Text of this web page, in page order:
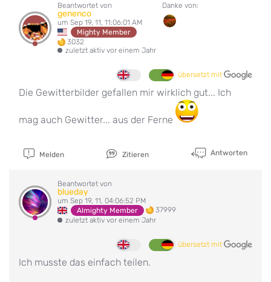
Beantwortet von
genenco
um Sep 19, 11, 11:06:01 AM
Mighty Member
3032
zuletzt aktiv vor einem Jahr
Danke von:
übersetzt mit
Die Gewitterbilder gefallen mir wirklich gut... Ich
mag auch Gewitter... aus der Ferne
Melden Zitieren Antworten
Beantwortet von
blueday
um Sep 19, 11, 04:06:52 PM
Almighty Member
37999
zuletzt aktiv vor einem Jahr
übersetzt mit
Ich musste das einfach teilen.